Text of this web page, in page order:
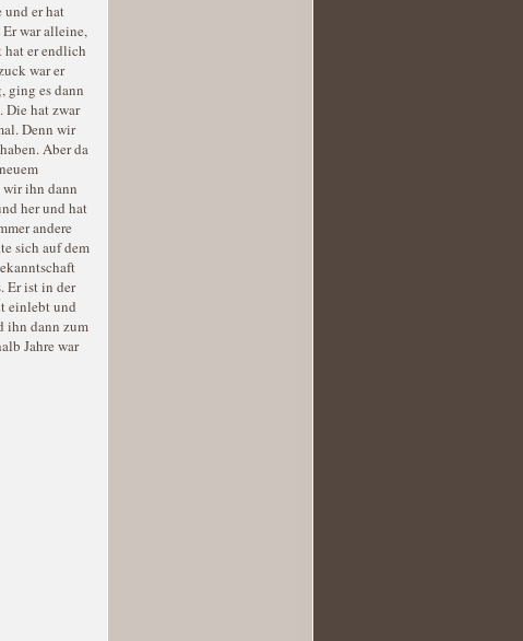
und er hat
war alleine,
hat er endlich
war er
ging es dann
Die hat zwar
Denn wir
Aber da
wir ihn dann
her und hat
andere
sich auf dem
Er ist in der
einlebt und
ihn dann zum
Jahre war